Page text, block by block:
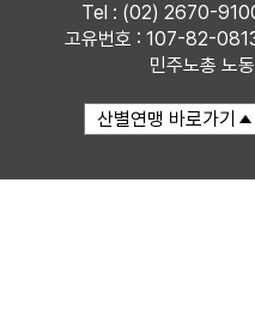
Tel : (02) 2670-
고유번호 : 107-82-
민주노총 노